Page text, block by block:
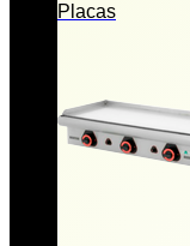
Placas